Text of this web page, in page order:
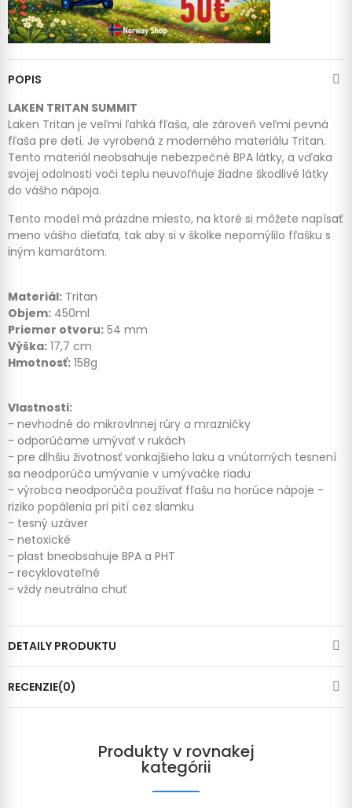
POPIS
LAKEN TRITAN SUMMIT
Laken Tritan je veľmi ľahká fľaša, ale zároveň veľmi pevná
fľaša pre deti. Je vyrobená z moderného materiálu Tritan.
Tento materiál neobsahuje nebezpečné BPA látky, a vďaka
svojej odolnosti voči teplu neuvoľňuje žiadne škodlivé látky
do vášho nápoja.
Tento model má prázdne miesto, na ktoré si môžete napísať
meno vášho dieťaťa, tak aby si v školke nepomýlilo fľašku s
iným kamarátom.
Materiál: Tritan
Objem: 450ml
Priemer otvoru: 54 mm
Výška: 17,7 cm
Hmotnosť: 158g
Vlastnosti:
- nevhodné do mikrovlnnej rúry a mrazničky
- odporúčame umývať v rukách
- pre dlhšiu životnosť vonkajšieho laku a vnútorných tesnení
sa neodporúča umývanie v umývačke riadu
- výrobca neodporúča používať fľašu na horúce nápoje -
riziko popálenia pri pití cez slamku
- tesný uzáver
- netoxické
- plast bneobsahuje BPA a PHT
- recyklovateľné
- vždy neutrálna chuť
DETAILY PRODUKTU
RECENZIE(0)
Produkty v rovnakej
kategórii